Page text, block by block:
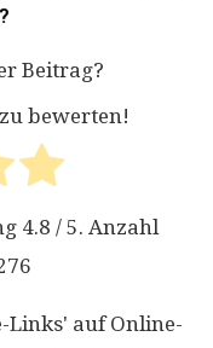
Beitrag?
bewerten!
4.8 / 5. Anzahl
auf Online-